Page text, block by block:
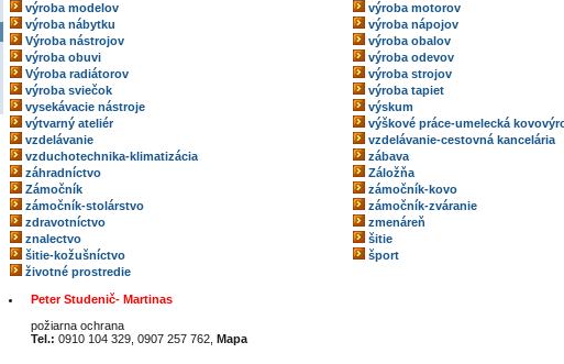
výroba modelov
výroba motorov
výroba nábytku
výroba nápojov
Výroba nástrojov
výroba obalov
výroba obuvi
výroba odevov
Výroba radiátorov
výroba strojov
výroba sviečok
výroba tapiet
vysekávacie nástroje
výskum
výtvarný ateliér
výškové práce-umelecká
vzdelávanie
vzdelávanie-cestovná kancelária
vzduchotechnika-klimatizácia
zábava
záhradníctvo
Záložňa
Zámočník
zámočník-kovo
zámočník-stolárstvo
zámočník-zváranie
zdravotníctvo
zmenáreň
znalectvo
šitie
šitie-kožušníctvo
šport
životné prostredie
Peter Studenič- Martinas
požiarna ochrana
Tel.: 0910 104 329, 0907 257 762, Mapa